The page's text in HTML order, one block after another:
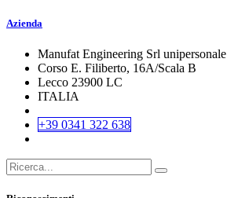
Azienda
Manufat Engineering Srl unipersonale
Corso E. Filiberto, 16A/Scala B
Lecco 23900 LC
ITALIA
+39 0341 322 638